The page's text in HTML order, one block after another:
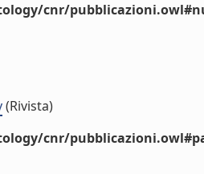
cnr/
(Rivista)
cnr/